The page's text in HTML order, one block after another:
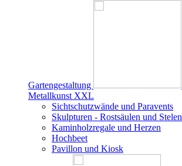
Gartengestaltung
Metallkunst XXL
Sichtschutzwände und Paravents
Skulpturen - Rostsäulen und Stelen
Kaminholzregale und Herzen
Hochbeet
Pavillon und Kiosk